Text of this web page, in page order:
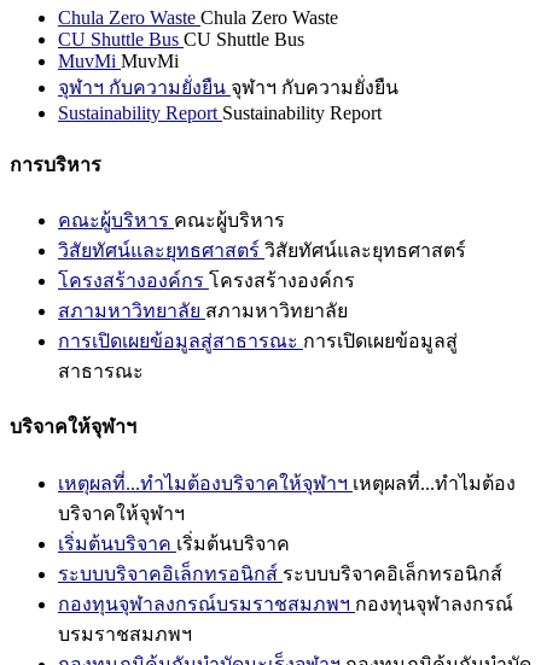
Chula Zero Waste Chula Zero Waste
CU Shuttle Bus CU Shuttle Bus
MuvMi MuvMi
จุฬาฯ กับความยั่งยืน จุฬาฯ กับความยั่งยืน
Sustainability Report Sustainability Report
การบริหาร
คณะผู้บริหาร คณะผู้บริหาร
วิสัยทัศน์และยุทธศาสตร์ วิสัยทัศน์และยุทธศาสตร์
โครงสร้างองค์กร โครงสร้างองค์กร
สภามหาวิทยาลัย สภามหาวิทยาลัย
การเปิดเผยข้อมูลสู่สาธารณะ การเปิดเผยข้อมูลสู่
สาธารณะ
บริจาคให้จุฬาฯ
เหตุผลที่...ทำไมต้องบริจาคให้จุฬาฯ เหตุผลที่...ทำไมต้อง
บริจาคให้จุฬาฯ
เริ่มต้นบริจาค เริ่มต้นบริจาค
ระบบบริจาคอิเล็กทรอนิกส์ ระบบบริจาคอิเล็กทรอนิกส์
กองทุนจุฬาลงกรณ์บรมราชสมภพฯ กองทุนจุฬาลงกรณ์
บรมราชสมภพฯ